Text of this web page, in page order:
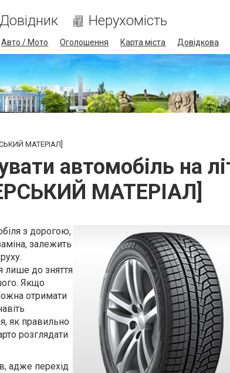
Довідник Нерухомість
Авто / Мото Оголошення Карта міста Довідкова
МАТЕРІАЛ]
автомобіль на
МАТЕРІАЛ]
з дорогою,
залежить
лише до зняття
Якщо
отримати
як правильно
розглядати
адже перехід